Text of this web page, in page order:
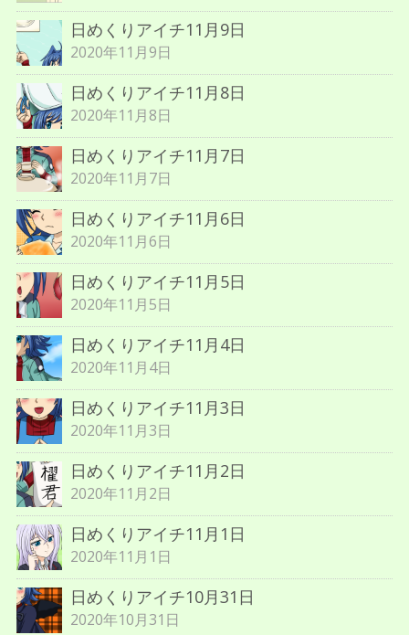
日めくりアイチ11月9日
2020年11月9日
日めくりアイチ11月8日
2020年11月8日
日めくりアイチ11月7日
2020年11月7日
日めくりアイチ11月6日
2020年11月6日
日めくりアイチ11月5日
2020年11月5日
日めくりアイチ11月4日
2020年11月4日
日めくりアイチ11月3日
2020年11月3日
日めくりアイチ11月2日
2020年11月2日
日めくりアイチ11月1日
2020年11月1日
日めくりアイチ10月31日
2020年10月31日